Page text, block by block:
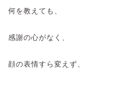
何を教えても、
感謝の心がなく、
顔の表情すら変えず、